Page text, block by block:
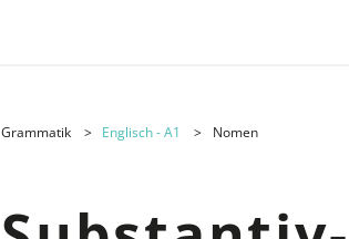
Grammatik Englisch - A1 Nomen